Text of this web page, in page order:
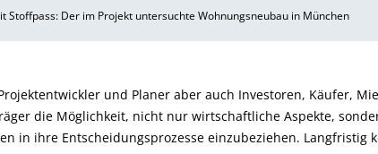
Stoffpass: Der im Projekt untersuchte Wohnungsneubau in München
und Planer aber auch Investoren, Käufer,
die Möglichkeit, nicht nur wirtschaftliche Aspekte,
in ihre Entscheidungsprozesse einzubeziehen. Langfristig